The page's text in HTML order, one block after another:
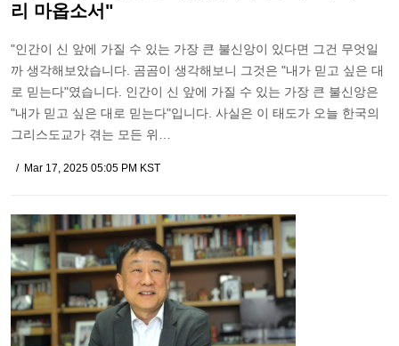
리 마옵소서"
"인간이 신 앞에 가질 수 있는 가장 큰 불신앙이 있다면 그건 무엇일
까 생각해보았습니다. 곰곰이 생각해보니 그것은 "내가 믿고 싶은 대
로 믿는다"였습니다. 인간이 신 앞에 가질 수 있는 가장 큰 불신앙은
"내가 믿고 싶은 대로 믿는다"입니다. 사실은 이 태도가 오늘 한국의
그리스도교가 겪는 모든 위…
Mar 17, 2025 05:05 PM KST